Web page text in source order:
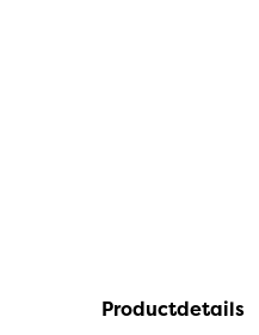
Joeff Muuss
Productdetails